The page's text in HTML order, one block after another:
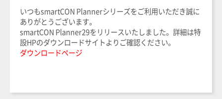
いつもsmartCON Plannerシリーズをご利用いただき誠に
ありがとうございます。
smartCON Planner29をリリースいたしました。詳細は特
設HPのダウンロードサイトよりご確認ください。
ダウンロードページ